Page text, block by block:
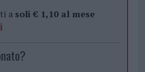
a soli € 1,10 al mese